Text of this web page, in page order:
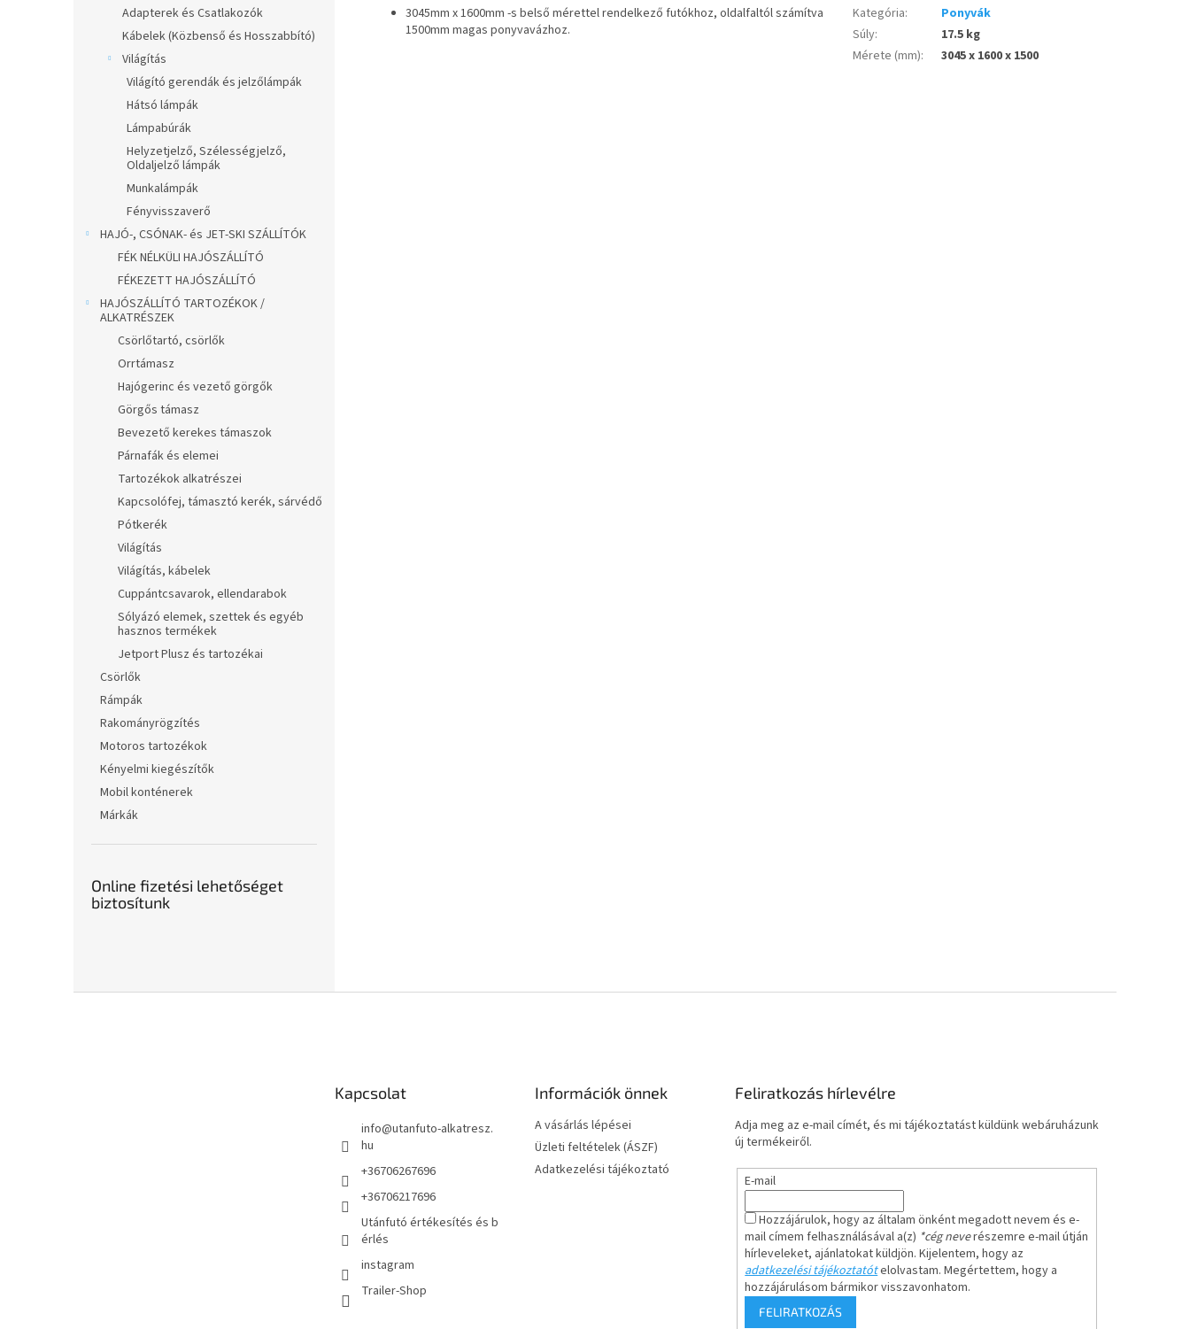
Adapterek és Csatlakozók
Kábelek (Közbenső és Hosszabbító)
Világítás
Világító gerendák és jelzőlámpák
Hátsó lámpák
Lámpabúrák
Helyzetjelző, Szélességjelző,
Oldaljelző lámpák
Munkalámpák
Fényvisszaverő
HAJÓ-, CSÓNAK- és JET-SKI SZÁLLÍTÓK
FÉK NÉLKÜLI HAJÓSZÁLLÍTÓ
FÉKEZETT HAJÓSZÁLLÍTÓ
HAJÓSZÁLLÍTÓ TARTOZÉKOK /
ALKATRÉSZEK
Csörlőtartó, csörlők
Orrtámasz
Hajógerinc és vezető görgők
Görgős támasz
Bevezető kerekes támaszok
Párnafák és elemei
Tartozékok alkatrészei
Kapcsolófej, támasztó kerék, sárvédő
Pótkerék
Világítás
Világítás, kábelek
Cuppántcsavarok, ellendarabok
Sólyázó elemek, szettek és egyéb
hasznos termékek
Jetport Plusz és tartozékai
Csörlők
Rámpák
Rakományrögzítés
Motoros tartozékok
Kényelmi kiegészítők
Mobil konténerek
Márkák
Online fizetési lehetőséget
biztosítunk
3045mm x 1600mm -s belső mérettel rendelkező futókhoz, oldalfaltól számítva
1500mm magas ponyvavázhoz.
Kategória:
Ponyvák
Súly:
17.5 kg
Mérete (mm): 3045 x 1600 x 1500
Kapcsolat
info@utanfuto-alkatresz.
hu
+36706267696
+36706217696
Utánfutó értékesítés és b
érlés
instagram
Trailer-Shop
Információk önnek
A vásárlás lépései
Üzleti feltételek (ÁSZF)
Adatkezelési tájékoztató
Feliratkozás hírlevélre
Adja meg az e-mail címét, és mi tájékoztatást küldünk webáruházunk
új termékeiről.
E-mail
Hozzájárulok, hogy az általam önként megadott nevem és e-
mail címem felhasználásával a(z) *cég neverészemre e-mail útján
hírleveleket, ajánlatokat küldjön. Kijelentem, hogy az
adatkezelési tájékoztatótelolvastam. Megértettem, hogy a
hozzájárulásom bármikor visszavonhatom.
FELIRATKOZÁS